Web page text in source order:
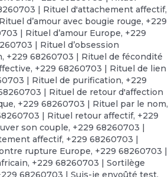
| Rituel d'attachement affectif,
d’amour avec bougie rouge, +229
| Rituel d’amour Europe, +229
| Rituel d’obsession
, +229 68260703 | Rituel de fécondité
, +229 68260703 | Rituel de lien
| Rituel de purification, +229
| Rituel de retour d'affection
, +229 68260703 | Rituel par le nom,
| Rituel retour affectif, +229
son couple, +229 68260703 |
affectif, +229 68260703 |
rupture Europe, +229 68260703 |
, +229 68260703 | Sortilège
68260703 | Suis-je envoûté test,